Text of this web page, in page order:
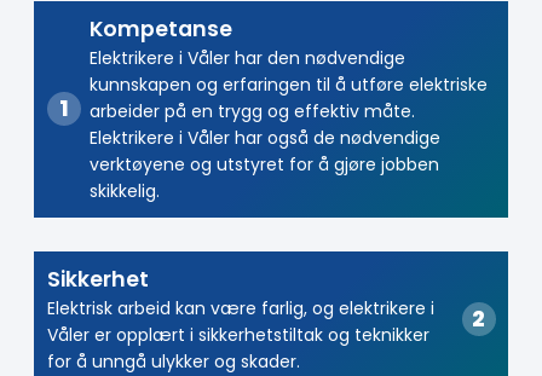
Kompetanse
Elektrikere i Våler har den nødvendige
kunnskapen og erfaringen til å utføre elektriske
arbeider på en trygg og effektiv måte.
Elektrikere i Våler har også de nødvendige
verktøyene og utstyret for å gjøre jobben
skikkelig.
Sikkerhet
Elektrisk arbeid kan være farlig, og elektrikere i
Våler er opplært i sikkerhetstiltak og teknikker
for å unngå ulykker og skader.